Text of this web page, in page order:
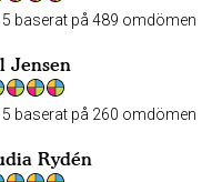
baserat på 489 omdömen
Jensen
baserat på 260 omdömen
Rydén